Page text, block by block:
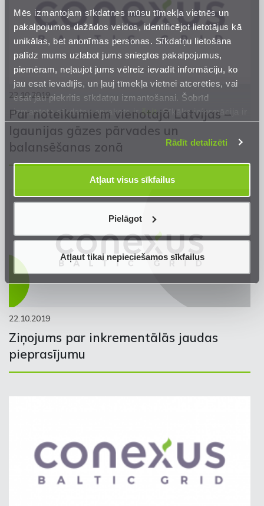
Mēs izmantojam sīkdatnes mūsu tīmekļa vietnēs un
pakalpojumos dažādos veidos, identificējot lietotājus kā
unikālas, bet anonīmas personas. Sīkdatņu lietošana
palīdz mums uzlabot jums sniegtos pakalpojumus,
piemēram, neļaujot jums vēlreiz ievadīt informāciju, ko
jau esat ievadījis, un ļauj tīmekļa vietnei atcerēties, vai
esat jau piekritis sīkdatņu izmantošanai. Šobrīd
izmantoto sīkdatņu apraksts iršeit. Sīkāka informācija ir
Privātuma atrunā.
Rādīt detalizēti
Atļaut visus sīkfailus
Pielāgot
Atļaut tikai nepieciešamos sīkfailus
22.10.2019
Par noteikumiem vienotajā Latvijas –
Igaunijas gāzes pārvades un
balansēšanas zonā
22.10.2019
Ziņojums par inkrementālās jaudas
pieprasījumu